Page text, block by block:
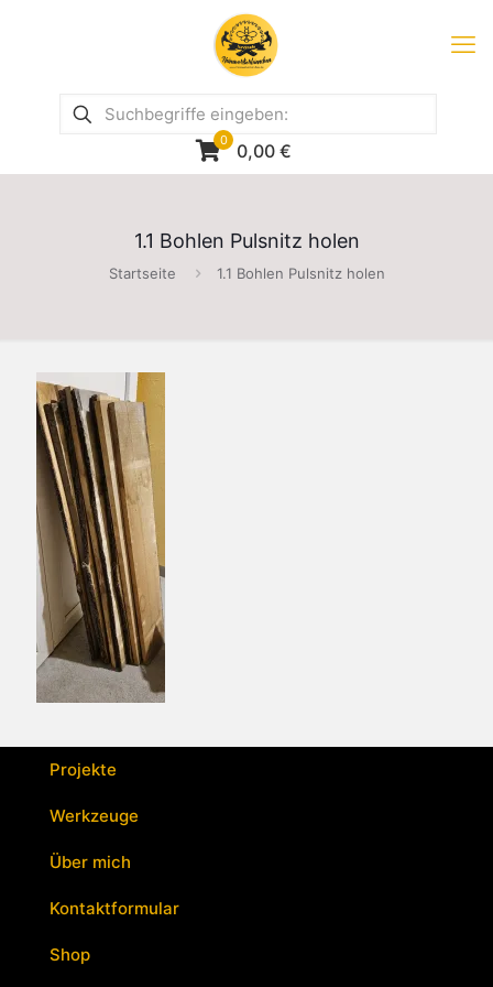
0 0,00 €
1.1 Bohlen Pulsnitz holen
Startseite 1.1 Bohlen Pulsnitz holen
Projekte
Werkzeuge
Über mich
Kontaktformular
Shop